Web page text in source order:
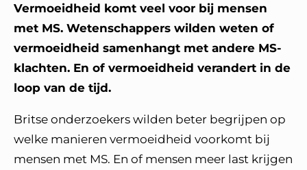
Vermoeidheid komt veel voor bij mensen
met MS. Wetenschappers wilden weten of
vermoeidheid samenhangt met andere MS-
klachten. En of vermoeidheid verandert in de
loop van de tijd.
Britse onderzoekers wilden beter begrijpen op
welke manieren vermoeidheid voorkomt bij
mensen met MS. En of mensen meer last krijgen